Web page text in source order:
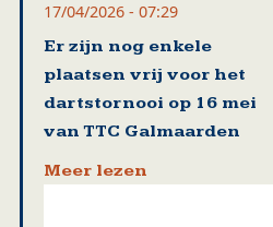
17/04/2026 - 07:29
Er zijn nog enkele
plaatsen vrij voor het
dartstornooi op 16 mei
van TTC Galmaarden
Meer lezen